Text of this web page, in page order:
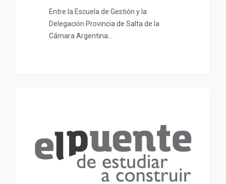
Entre la Escuela de Gestión y la
Delegación Provincia de Salta de la
Cámara Argentina…